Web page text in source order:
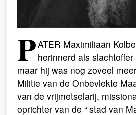
PATER Maximiliaan
herinnerd als
maar hij was nog zoveel
Militie van de Onbevlekte
van de vrijmetselarij,
oprichter van de “stad van